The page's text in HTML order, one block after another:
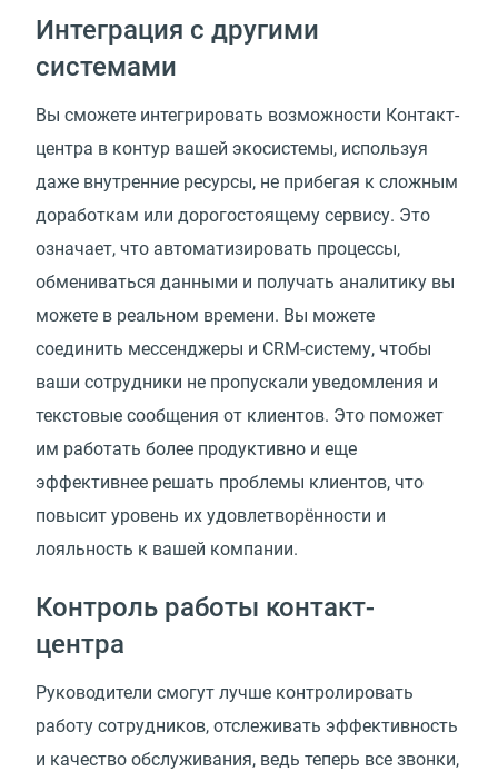
Интеграция с другими
системами
Вы сможете интегрировать возможности Контакт-
центра в контур вашей экосистемы, используя
даже внутренние ресурсы, не прибегая к сложным
доработкам или дорогостоящему сервису. Это
означает, что автоматизировать процессы,
обмениваться данными и получать аналитику вы
можете в реальном времени. Вы можете
соединить мессенджеры и CRM-систему, чтобы
ваши сотрудники не пропускали уведомления и
текстовые сообщения от клиентов. Это поможет
им работать более продуктивно и еще
эффективнее решать проблемы клиентов, что
повысит уровень их удовлетворённости и
лояльность к вашей компании.
Контроль работы контакт-
центра
Руководители смогут лучше контролировать
работу сотрудников, отслеживать эффективность
и качество обслуживания, ведь теперь все звонки,